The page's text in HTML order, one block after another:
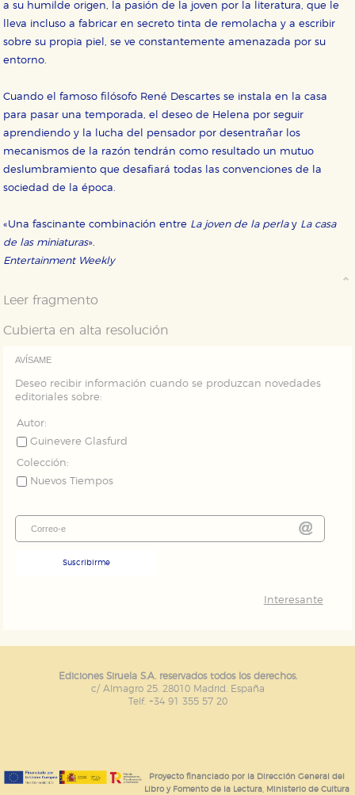
a su humilde origen, la pasión de la joven por la literatura, que le
lleva incluso a fabricar en secreto tinta de remolacha y a escribir
sobre su propia piel, se ve constantemente amenazada por su
entorno.
Cuando el famoso filósofo René Descartes se instala en la casa
para pasar una temporada, el deseo de Helena por seguir
aprendiendo y la lucha del pensador por desentrañar los
mecanismos de la razón tendrán como resultado un mutuo
deslumbramiento que desafiará todas las convenciones de la
sociedad de la época.
«Una fascinante combinación entre La joven de la perlay La casa
de las miniaturas».
Entertainment Weekly
Leer fragmento
Cubierta en alta resolución
AVÍSAME
Deseo recibir información cuando se produzcan novedades
editoriales sobre:
Autor:
Guinevere Glasfurd
Colección:
Nuevos Tiempos
Suscribirme
Interesante
Ediciones Siruela S.A. reservados todos los derechos.
c/ Almagro 25. 28010 Madrid. España
Telf. +34 91 355 57 20
Proyecto financiado por la Dirección General del
Libro y Fomento de la Lectura, Ministerio de Cultura
Estas cookies son necesarias para que nuestro sitio
web funcione y no es posible deshabilitarlas desde
navegador, pero en ese caso es posible que algunas
Cookies de rendimiento y analíticas
de navegación y optimizar el funcionamiento de
nuestro sitio web. Almacenan configuraciones de
vez que nos visita. La información es agregada y, por lo
tanto, es anónima.
Cookies de publicidad y redes sociales
publicitarios y se utilizan para mostrar publicidad
relevante para sus intereses en otros sitios. No
almacenan directamente información personal sino
navegador y dispositivo de internet.